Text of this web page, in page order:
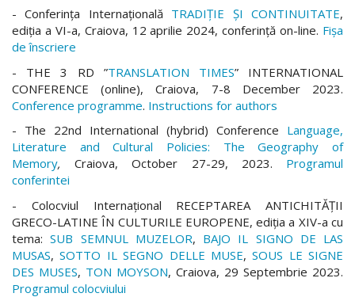
- Conferinţa Internaţională TRADIŢIE ŞI CONTINUITATE,
ediția a VI-a, Craiova, 12 aprilie 2024, conferință on-line. Fișa
de înscriere
- THE 3 RD ”TRANSLATION TIMES” INTERNATIONAL
CONFERENCE (online), Craiova, 7-8 December 2023.
Conference programme. Instructions for authors
- The 22nd International (hybrid) Conference Language,
Literature and Cultural Policies: The Geography of
Memory,Craiova, October 27-29, 2023. Programul
conferintei
- Colocviul Internațional RECEPTAREA ANTICHITĂȚII
GRECO-LATINE ÎN CULTURILE EUROPENE, ediția a XIV-a cu
tema:SUB SEMNUL MUZELOR, BAJO IL SIGNO DE LAS
MUSAS,SOTTO IL SEGNO DELLE MUSE,SOUS LE SIGNE
DES MUSES, TON MOYSON, Craiova, 29 Septembrie 2023.
Programul colocviului